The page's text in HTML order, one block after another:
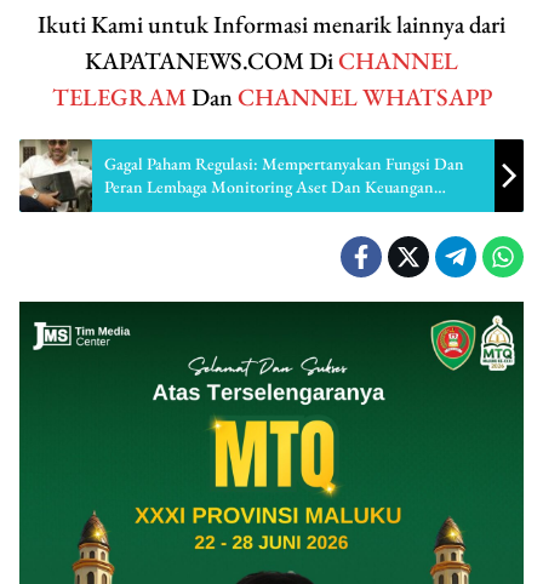
Ikuti Kami untuk Informasi menarik lainnya dari
KAPATANEWS.COM DiCHANNEL
TELEGRAMDanCHANNEL WHATSAPP
Gagal Paham Regulasi: Mempertanyakan Fungsi Dan
Peran Lembaga Monitoring Aset Dan Keuangan
Maluku.